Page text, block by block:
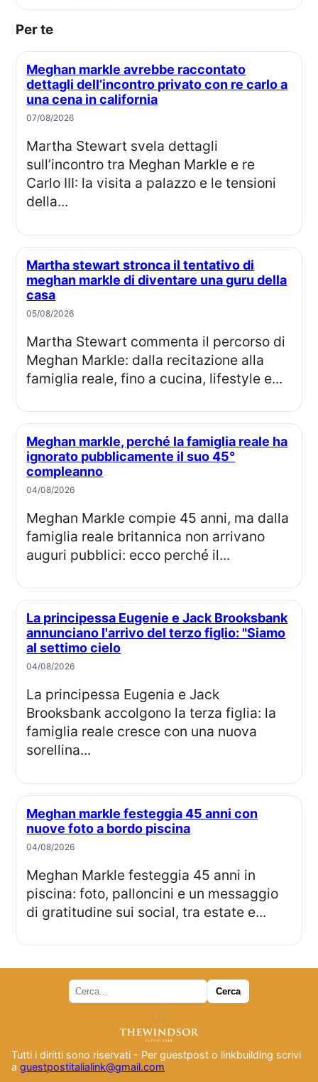
Per te
Meghan markle avrebbe raccontato
dettagli dell’incontro privato con re carlo a
una cena in california
07/08/2026
Martha Stewart svela dettagli
sull’incontro tra Meghan Markle e re
Carlo III: la visita a palazzo e le tensioni
della...
Martha stewart stronca il tentativo di
meghan markle di diventare una guru della
casa
05/08/2026
Martha Stewart commenta il percorso di
Meghan Markle: dalla recitazione alla
famiglia reale, fino a cucina, lifestyle e...
Meghan markle, perché la famiglia reale ha
ignorato pubblicamente il suo 45°
compleanno
04/08/2026
Meghan Markle compie 45 anni, ma dalla
famiglia reale britannica non arrivano
auguri pubblici: ecco perché il...
La principessa Eugenie e Jack Brooksbank
annunciano l'arrivo del terzo figlio: "Siamo
al settimo cielo
04/08/2026
La principessa Eugenia e Jack
Brooksbank accolgono la terza figlia: la
famiglia reale cresce con una nuova
sorellina...
Meghan markle festeggia 45 anni con
nuove foto a bordo piscina
04/08/2026
Meghan Markle festeggia 45 anni in
piscina: foto, palloncini e un messaggio
di gratitudine sui social, tra estate e...
Tutti i diritti sono riservati - Per guestpost o linkbuilding scrivi
a guestpostitalialink@gmail.com